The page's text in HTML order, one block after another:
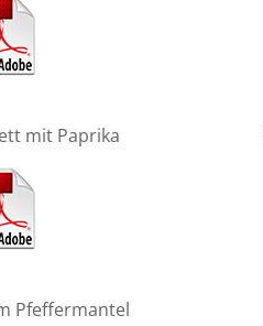
mit Paprika
Pfeffermantel